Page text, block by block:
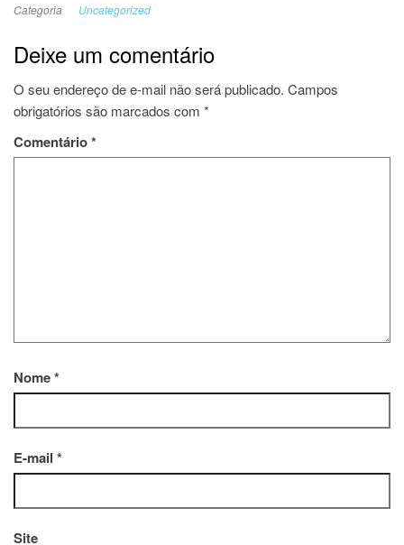
Categoria Uncategorized
Deixe um comentário
O seu endereço de e-mail não será publicado. Campos
obrigatórios são marcados com *
Comentário*
Nome*
E-mail *
Site